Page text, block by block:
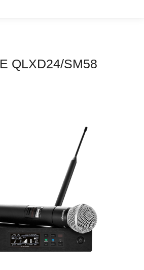
QLXD24/SM58